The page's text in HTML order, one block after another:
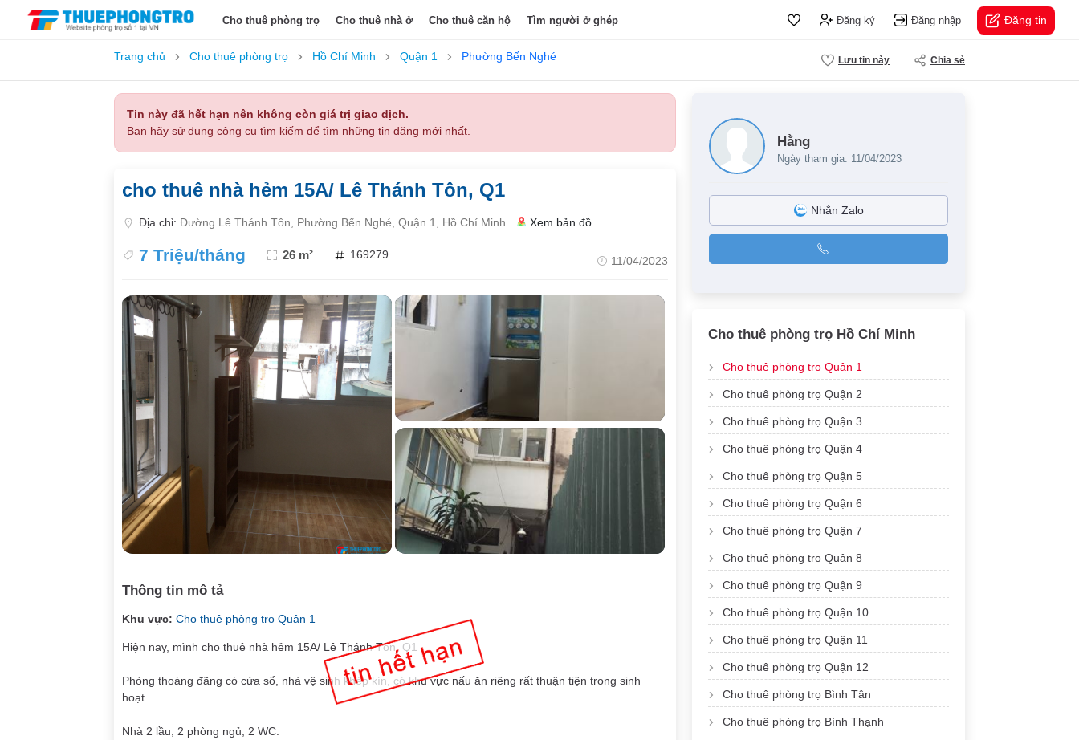
Cho thuê phòng trọ Cho thuê nhà ở Cho thuê căn hộ Tìm người ở ghép Đăng ký Đăng nhập Đăng tin
Trang chủ Cho thuê phòng trọ Hồ Chí Minh Quận 1 Phường Bến Nghé Lưu tin này Chia sẻ
Tin này đã hết hạn nên không còn giá trị giao dịch.
Bạn hãy sử dụng công cụ tìm kiếm để tìm những tin đăng mới nhất.
cho thuê nhà hẻm 15A/ Lê Thánh Tôn, Q1
Địa chỉ: Đường Lê Thánh Tôn, Phường Bến Nghé, Quận 1, Hồ Chí Minh Xem bản đồ
7 Triệu/tháng 26 m² 169279 11/04/2023
Thông tin mô tả
Khu vực: Cho thuê phòng trọ Quận 1
Hiện nay, mình cho thuê nhà hẻm 15A/ Lê Thánh Tôn, Q1
Phòng thoáng đãng có cửa sổ, nhà vệ sinh khép kín, có khu vực nấu ăn riêng rất thuận tiện trong sinh
hoạt.
Nhà 2 lầu, 2 phòng ngủ, 2 WC.
Hằng
Ngày tham gia: 11/04/2023
Nhắn Zalo
Cho thuê phòng trọ Hồ Chí Minh
Cho thuê phòng trọ Quận 1
Cho thuê phòng trọ Quận 2
Cho thuê phòng trọ Quận 3
Cho thuê phòng trọ Quận 4
Cho thuê phòng trọ Quận 5
Cho thuê phòng trọ Quận 6
Cho thuê phòng trọ Quận 7
Cho thuê phòng trọ Quận 8
Cho thuê phòng trọ Quận 9
Cho thuê phòng trọ Quận 10
Cho thuê phòng trọ Quận 11
Cho thuê phòng trọ Quận 12
Cho thuê phòng trọ Bình Tân
Cho thuê phòng trọ Bình Thạnh